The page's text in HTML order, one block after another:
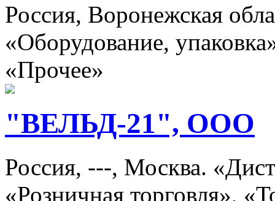
Россия, Воронежская
«Оборудование,
«Прочее»
"ВЕЛЬД-21", ООО
Россия, ---, Москва.
«Розничная торговля»,